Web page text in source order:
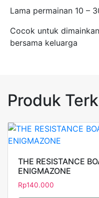
Lama permainan 10 –
Cocok untuk
bersama keluarga
Produk
THE RESISTANCE
ENIGMAZONE
Rp140.000